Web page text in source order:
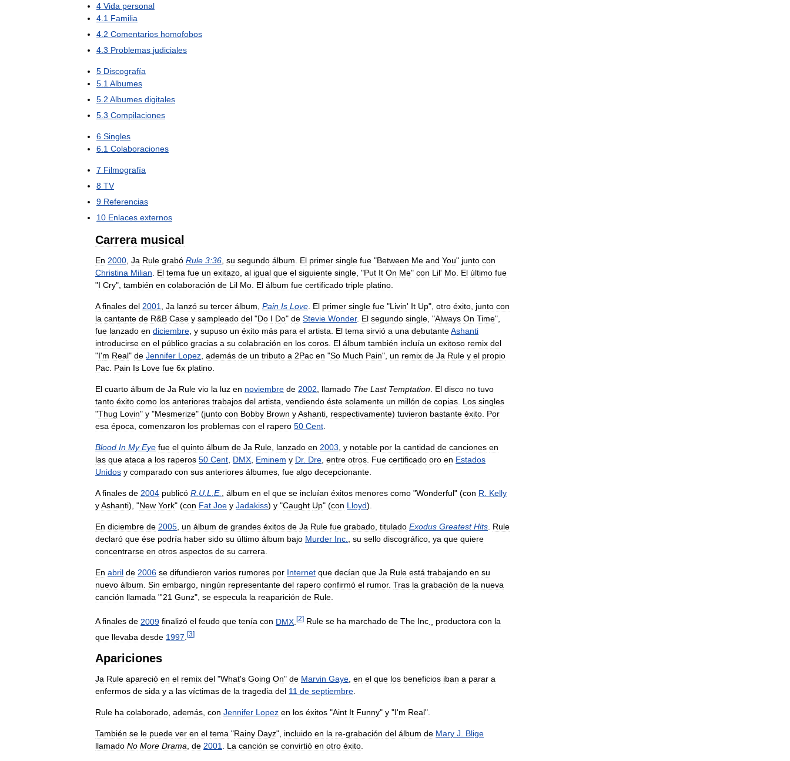
4 Vida personal
4 1 Familia
4 2 Comentarios homofobos
4 3 Problemas judiciales
5 Discografía
5 1 Albumes
5 2 Albumes digitales
5 3 Compilaciones
6 Singles
6 1 Colaboraciones
7 Filmografía
8 TV
9 Referencias
10 Enlaces externos
Carrera musical
En 2000 Ja Rule grabó Rule 3:36 su segundo álbum El primer single fue "Between Me and You" junto con
Christina Milian El tema fue un exitazo al igual que el siguiente single , "Put It On Me" con Lil' Mo El último fue
"I Cry", también en colaboración de Lil Mo El álbum fue certificado triple platino
A finales del 2001 Ja lanzó su tercer álbum Pain Is Love El primer single fue "Livin' It Up", otro éxito junto con
la cantante de R&B Case y sampleado del "Do I Do" de Stevie Wonder. El segundo single , "Always On Time",
fue lanzado en diciembre y supuso un éxito más para el artista El tema sirvió a una debutanteAshanti
introducirse en el público gracias a su colabración en los coros El álbum también incluía un exitoso remix del
"I'm Real" de Jennifer Lopez además de un tributo a 2Pac en "So Much Pain", un remix de Ja Rule y el propio
Pac Pain Is Love fue 6x platino
El cuarto álbum de Ja Rule vio la luz en noviembre de 2002 llamado The Last Temptation El disco no tuvo
tanto éxito como los anteriores trabajos del artista vendiendo éste solamente un millón de copias Los singles
"Thug Lovin" y "Mesmerize" (junto con Bobby Brown yAshanti respectivamente) tuvieron bastante éxito Por
esa época comenzaron los problemas con el rapero 50 Cent
Blood In My Eye fue el quinto álbum de Ja Rule lanzado en 2003 y notable por la cantidad de canciones en
las que ataca a los raperos 50 Cent DMX Eminem y Dr. Dre entre otros Fue certificado oro en Estados
Unidos y comparado con sus anteriores álbumes fue algo decepcionante
A finales de 2004 publicó R U L E. álbum en el que se incluían éxitos menores como "Wonderful" (con R
Kelly
yAshanti), "New York" (con Fat Joe y Jadakiss) y "Caught Up" (con Lloyd).
En diciembre de 2005 un álbum de grandes éxitos de Ja Rule fue grabado titulado Exodus Greatest Hits Rule
declaró que ése podría haber sido su último álbum bajo Murder Inc su sello discográfico ya que quiere
concentrarse en otros aspectos de su carrera
En abril de 2006 se difundieron varios rumores por Internet que decían que Ja Rule está trabajando en su
nuevo álbum Sin embargo ningún representante del rapero confirmó el rumor. Tras la grabación de la nueva
canción llamada "'21 Gunz", se especula la reaparición de Rule
A finales de 2009 finalizó el feudo que tenía con DMX [2] Rule se ha marchado de The Inc productora con la
que llevaba desde 1997 [3]
Apariciones
Ja Rule apareció en el remix del "What's Going On" de Marvin Gaye en el que los beneficios iban a parar a
enfermos de sida y a las víctimas de la tragedia del 11 de septiembre
Rule ha colaborado además con Jennifer Lopez en los éxitos "Aint It Funny" y "I'm Real".
También se le puede ver en el tema "Rainy Dayz", incluido en la re-grabación del álbum de Mary J
Blige
llamado No More Drama de 2001 La canción se convirtió en otro éxito